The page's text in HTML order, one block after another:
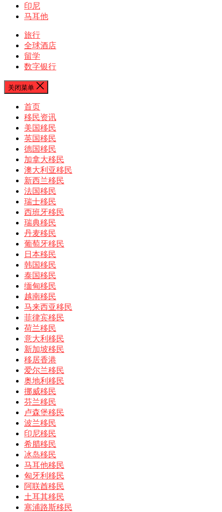
印尼
马耳他
旅行
全球酒店
留学
数字银行
关闭菜单
首页
移民资讯
美国移民
英国移民
德国移民
加拿大移民
澳大利亚移民
新西兰移民
法国移民
瑞士移民
西班牙移民
瑞典移民
丹麦移民
葡萄牙移民
日本移民
韩国移民
泰国移民
缅甸移民
越南移民
马来西亚移民
菲律宾移民
荷兰移民
意大利移民
新加坡移民
移居香港
爱尔兰移民
奥地利移民
挪威移民
芬兰移民
卢森堡移民
波兰移民
印尼移民
希腊移民
冰岛移民
马耳他移民
匈牙利移民
阿联酋移民
土耳其移民
塞浦路斯移民